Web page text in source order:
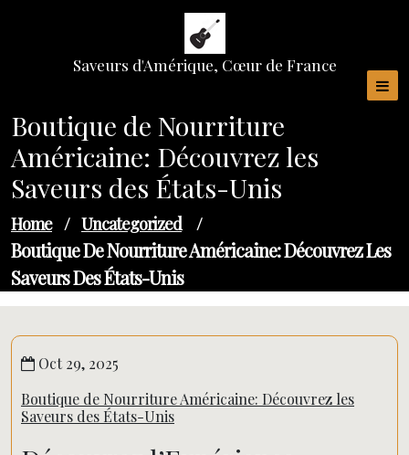
Saveurs d'Amérique, Cœur de France
Boutique de Nourriture
Américaine: Découvrez les
Saveurs des États-Unis
Home / Uncategorized /
Boutique De Nourriture Américaine: Découvrez Les
Saveurs Des États-Unis
Oct 29, 2025
Boutique de Nourriture Américaine: Découvrez les
Saveurs des États-Unis